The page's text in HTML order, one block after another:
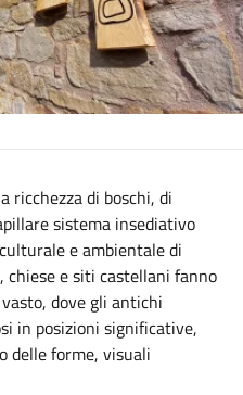
ricchezza di boschi, di
sistema insediativo
e ambientale di
chiese e siti castellani fanno
dove gli antichi
in posizioni significative,
delle forme, visuali